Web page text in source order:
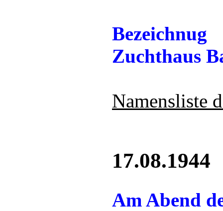
Bezeichnug
Zuchthaus
Namensliste
17.08.1944
Am Abend